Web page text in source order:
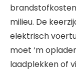
milieu. De
elektrisch
moet ‘m
laadplekken of